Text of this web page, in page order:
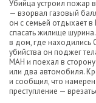
Убийца устроил пожар
— взорвал газовый
он с семьей отдыхает
спасать жилище
в дом, где находились
убийства он поджег
МАН и поехал в
или два автомобиля.
и сообщил, что
преступление —